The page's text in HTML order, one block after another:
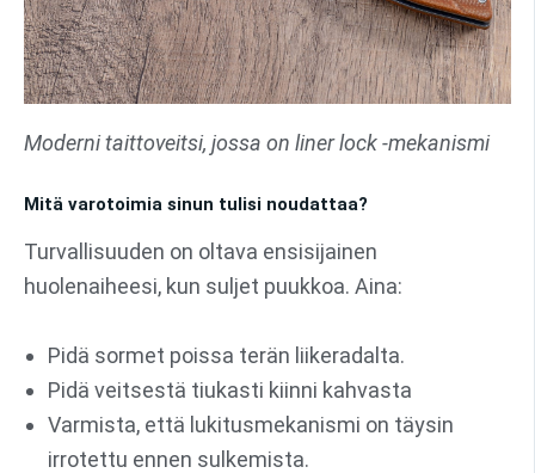
Moderni taittoveitsi, jossa on liner lock -mekanismi
Mitä varotoimia sinun tulisi noudattaa?
Turvallisuuden on oltava ensisijainen
huolenaiheesi, kun suljet puukkoa. Aina:
Pidä sormet poissa terän liikeradalta.
Pidä veitsestä tiukasti kiinni kahvasta
Varmista, että lukitusmekanismi on täysin
irrotettu ennen sulkemista.